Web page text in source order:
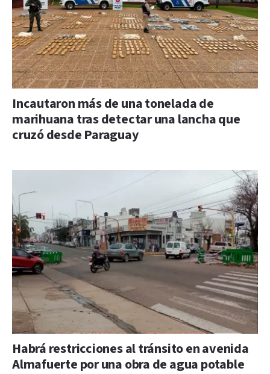
Incautaron más de una tonelada de
marihuana tras detectar una lancha que
cruzó desde Paraguay
Habrá restricciones al tránsito en avenida
Almafuerte por una obra de agua potable